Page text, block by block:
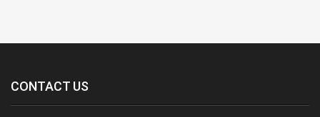
CONTACT US